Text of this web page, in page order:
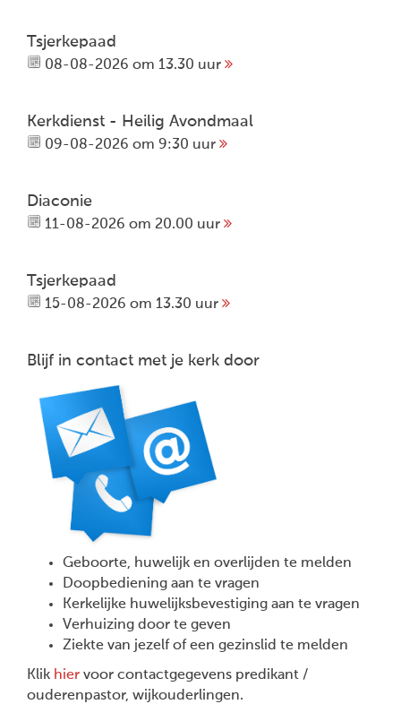
Tsjerkepaad
08-08-2026 om 13.30 uur
Kerkdienst - Heilig Avondmaal
09-08-2026 om 9:30 uur
Diaconie
11-08-2026 om 20.00 uur
Tsjerkepaad
15-08-2026 om 13.30 uur
Blijf in contact met je kerk door
Geboorte, huwelijk en overlijden te melden
Doopbediening aan te vragen
Kerkelijke huwelijksbevestiging aan te vragen
Verhuizing door te geven
Ziekte van jezelf of een gezinslid te melden
Klik hier voor contactgegevens predikant /
ouderenpastor, wijkouderlingen.